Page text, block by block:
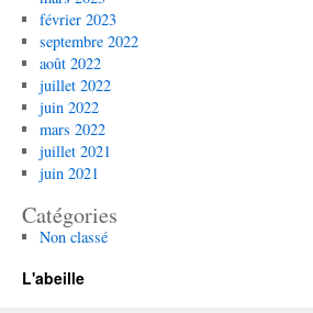
février 2023
septembre 2022
août 2022
juillet 2022
juin 2022
mars 2022
juillet 2021
juin 2021
Catégories
Non classé
L'abeille